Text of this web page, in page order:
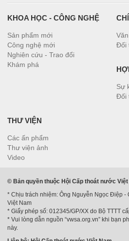
KHOA HỌC - CÔNG NGHỆ
Sản phẩm mới
Công nghệ mới
Nghiên cứu - Trao đổi
Khám phá
Đối
Sự
Đối
THƯ VIỆN
Các ấn phẩm
Thư viện ảnh
Video
© Bản quyền thuộc Hội Cấp thoát nước Việt
* Chịu trách nhiệm: Ông Nguyễn Ngọc Điệp -
Việt Nam
* Giấy phép số: 012345/GP/XX do Bộ TTTT
* Vui lòng dẫn nguồn “vwsa.org.vn” khi bạn
này.